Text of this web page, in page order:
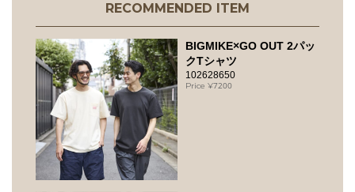
RECOMMENDED ITEM
BIGMIKE×GO OUT 2パッ
クTシャツ
102628650
7200